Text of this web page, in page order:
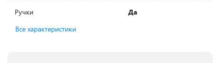
Ручки
Да
Все характеристики